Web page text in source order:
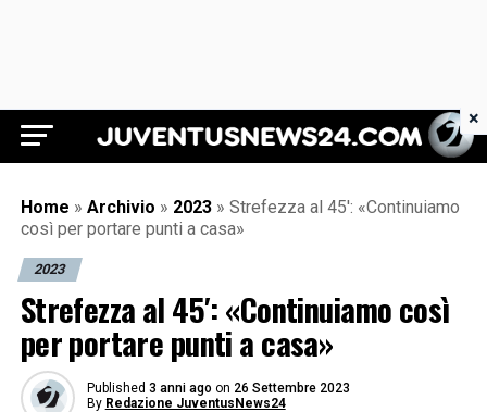
Juventus News 24
Home » Archivio » 2023 » Strefezza al 45′: «Continuiamo
così per portare punti a casa»
2023
Strefezza al 45′: «Continuiamo così
per portare punti a casa»
Published 3 anni ago on 26 Settembre 2023
By Redazione JuventusNews24
×